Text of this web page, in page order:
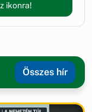
ikonra!
Összes hír